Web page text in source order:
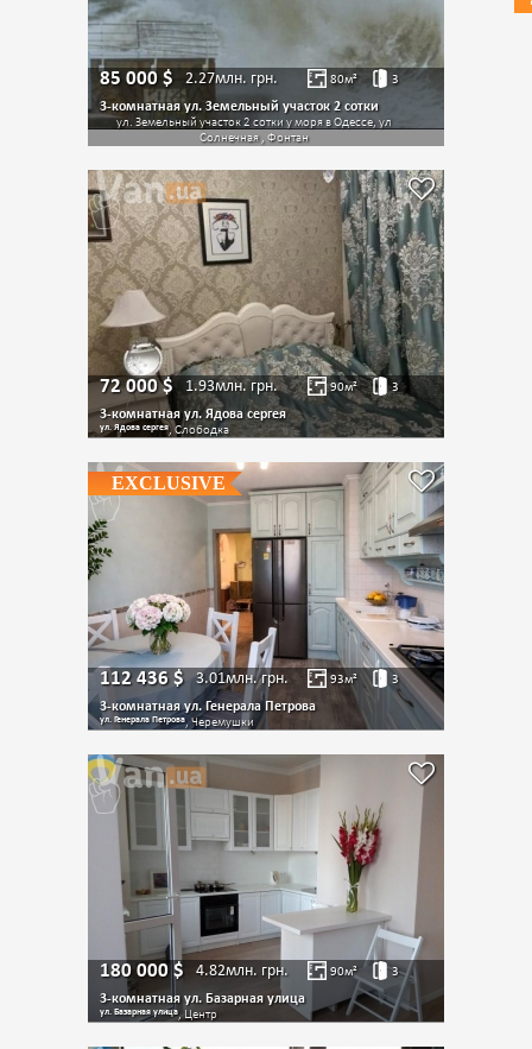
85 000 $ 2.27млн. грн. 80м² 3
3-комнатная ул. Земельный участок 2 сотки
ул. Земельный участок 2 сотки у моря в Одессе, ул
Солнечная , Фонтан
72 000$ 1.93млн. грн. 90м² 3
3-комнатная ул. Ядова сергея
ул. Ядова сергея, Слободка
EXCLUSIVE
112 436$ 3.01млн.грн. 93м² 3
3-комнатная ул. Генерала Петрова
ул. Генерала Петрова, Черемушки
180 000 $ 4.82млн. грн. 90м² 3
3-комнатная ул. Базарная улица
ул. Базарная улица, Центр